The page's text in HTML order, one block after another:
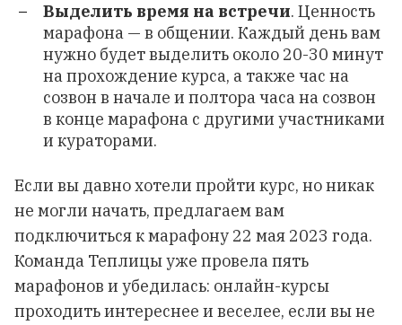
Выделить время на встречи. Ценность
марафона — в общении. Каждый день вам
нужно будет выделить около 20-30 минут
на прохождение курса, а также час на
созвон в начале и полтора часа на созвон
в конце марафона с другими участниками
и кураторами.
Если вы давно хотели пройти курс, но никак
не могли начать, предлагаем вам
подключиться к марафону 22 мая 2023 года.
Команда Теплицы уже провела пять
марафонов и убедилась: онлайн-курсы
проходить интереснее и веселее, если вы не